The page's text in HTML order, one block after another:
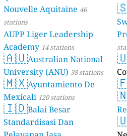
Nouvelle Aquitaine 46
stations
AUPP Liger Leadership
Academy 14 stations
🇦🇺Australian National
University (ANU) 38 stations
🇲🇽Ayuntamiento De
Mexicali 120 stations
🇮🇩Balai Besar
Standardisasi Dan